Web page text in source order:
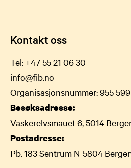
Kontakt oss
Tel: +47 55 21 06 30
info@fib.no
Organisasjonsnummer: 955
Besøksadresse:
Vaskerelvsmauet 6, 5014
Postadresse:
Pb. 183 Sentrum N-5804